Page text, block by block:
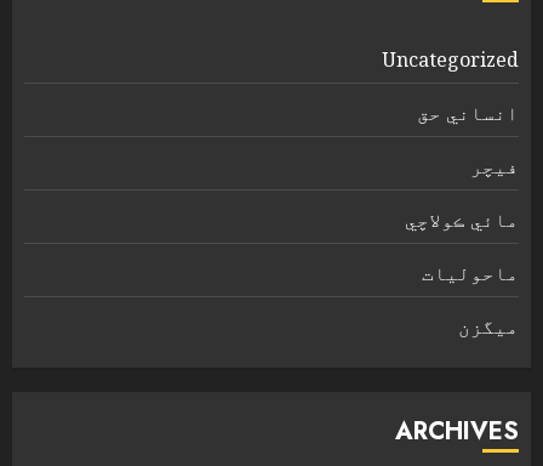
Uncategorized
انساني حق
فیچر
مائي ڪولاچي
ماحولیات
ميگزن
ARCHIVES